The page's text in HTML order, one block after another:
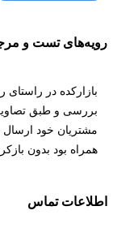
رویه‌های تست و
بازارکده در
بررسی و طبق
مشتریان خود ارسال
همراه بود بدون
اطلاعات تماس